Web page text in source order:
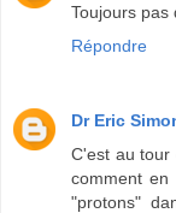
Toujours pas
Répondre
Dr Eric
C'est au tour
comment
"protons"